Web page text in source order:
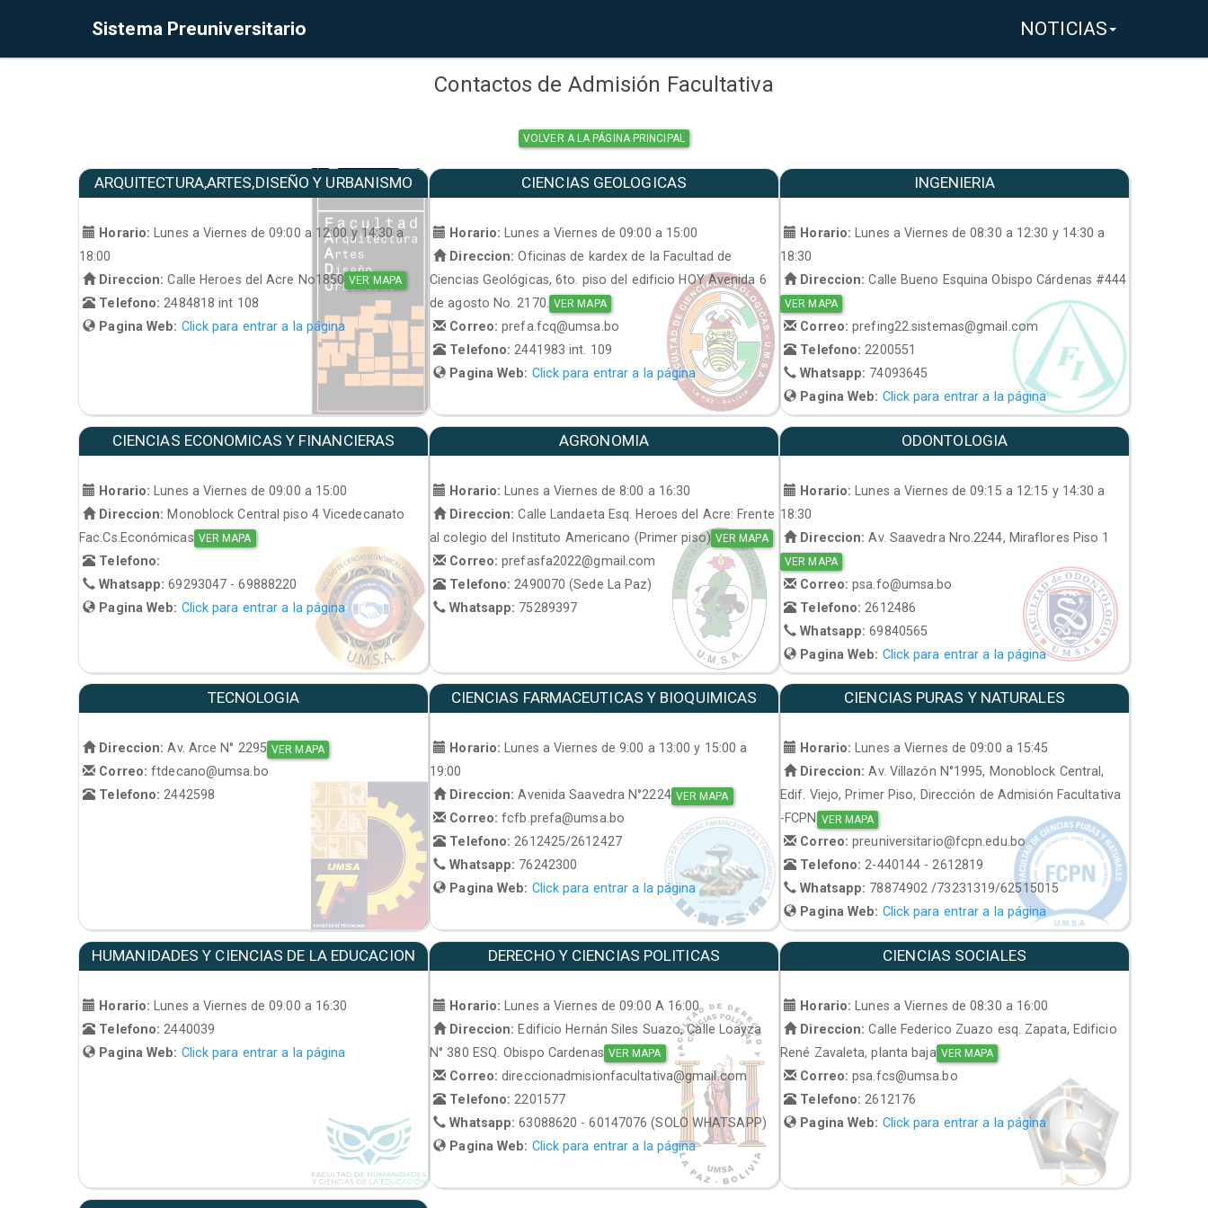
Sistema Preuniversitario NOTICIAS
Contactos de Admisión Facultativa
VOLVER A LA PÁGINA PRINCIPAL
ARQUITECTURA,ARTES,DISEÑO Y URBANISMO
Horario:
Lunes a Viernes de 09:00 a 12:00 y 14:30 a
18:00
Direccion: Calle Heroes del Acre No1850 VER MAPA
Telefono: 2484818 int 108
Pagina Web: Click para entrar a la página
CIENCIAS GEOLOGICAS
Horario:
Lunes a Viernes de 09:00 a 15:00
Direccion: Oficinas de kardex de la Facultad de
Ciencias Geológicas, 6to. piso del edificio HOY Avenida 6
de agosto No. 2170.
VER MAPA
Correo:prefa.fcq@umsa.bo
Telefono: 2441983 int. 109
Pagina Web: Click para entrar a la página
INGENIERIA
Horario:
Lunes a Viernes de 08:30 a 12:30 y 14:30 a
18:30
Direccion: Calle Bueno Esquina Obispo Cárdenas #444
VER MAPA
Correo:prefing22.sistemas@gmail.com
Telefono: 2200551
Whatsapp: 74093645
Pagina Web: Click para entrar a la página
CIENCIAS ECONOMICAS Y FINANCIERAS
Horario:
Lunes a Viernes de 09:00 a 15:00
Direccion: Monoblock Central piso 4 Vicedecanato
Fac.Cs.Económicas VER MAPA
Telefono:
Whatsapp:69293047 - 69888220
Pagina Web: Click para entrar a la página
AGRONOMIA
Horario:
Lunes a Viernes de 8:00 a 16:30
Direccion: Calle Landaeta Esq. Heroes del Acre: Frente
al colegio del Instituto Americano (Primer piso) VER MAPA
Correo:prefasfa2022@gmail.com
Telefono: 2490070 (Sede La Paz)
Whatsapp: 75289397
ODONTOLOGIA
Horario:
Lunes a Viernes de 09:15 a 12:15 y 14:30 a
18:30
Direccion: Av. Saavedra Nro.2244, Miraflores Piso 1
VER MAPA
Correo:psa.fo@umsa.bo
Telefono: 2612486
Whatsapp:69840565
Pagina Web: Click para entrar a la página
TECNOLOGIA
Direccion: Av. Arce N° 2295 VER MAPA
Correo:ftdecano@umsa.bo
Telefono:2442598
CIENCIAS FARMACEUTICAS Y BIOQUIMICAS
Horario: Lunes a Viernes de 9:00 a 13:00 y 15:00 a
19:00
Direccion: Avenida Saavedra N°2224 VER MAPA
Correo:fcfb.prefa@umsa.bo
Telefono:2612425/2612427
Whatsapp: 76242300
Pagina Web: Click para entrar a la página
CIENCIAS PURAS Y NATURALES
Horario: Lunes a Viernes de 09:00 a 15:45
Direccion: Av. Villazón N°1995, Monoblock Central,
Edif. Viejo, Primer Piso, Dirección de Admisión Facultativa
-FCPN VER MAPA
Correo:preuniversitario@fcpn.edu.bo
Telefono:2-440144 - 2612819
Whatsapp: 78874902 /73231319/62515015
Pagina Web: Click para entrar a la página
HUMANIDADES Y CIENCIAS DE LA EDUCACION
Horario:
Lunes a Viernes de 09:00 a 16:30
Telefono: 2440039
Pagina Web: Click para entrar a la página
DERECHO Y CIENCIAS POLITICAS
Horario:
Lunes a Viernes de 09:00 A 16:00
Direccion: Edificio Hernán Siles Suazo, Calle Loayza
N° 380 ESQ. Obispo Cardenas VER MAPA
Correo:direccionadmisionfacultativa@gmail.com
Telefono: 2201577
Whatsapp:63088620 - 60147076 (SOLO WHATSAPP)
Pagina Web: Click para entrar a la página
CIENCIAS SOCIALES
Horario:
Lunes a Viernes de 08:30 a 16:00
Direccion: Calle Federico Zuazo esq. Zapata, Edificio
René Zavaleta, planta baja VER MAPA
Correo:psa.fcs@umsa.bo
Telefono: 2612176
Pagina Web: Click para entrar a la página